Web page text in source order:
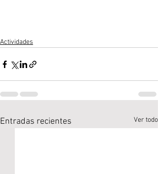
Actividades
Entradas recientes Ver todo